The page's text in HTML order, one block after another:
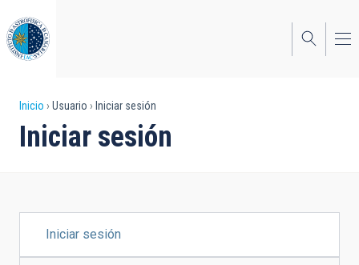
al
contenido
principal
Sobrescribir
enlaces
la
Inicio Usuario Iniciar sesión
Iniciar sesión
PRINCIPALES
Iniciar sesión